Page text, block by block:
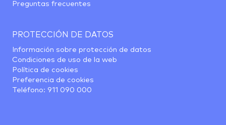
Preguntas frecuentes
PROTECCIÓN DE DATOS
Información sobre protección de datos
Condiciones de uso de la web
Política de cookies
Preferencia de cookies
Teléfono: 911 090 000